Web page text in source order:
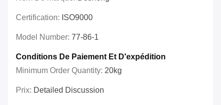
Certification: ISO9000
Model Number: 77-86-1
Conditions De Paiement Et D'expédition
Minimum Order Quantity: 20kg
Prix: Detailed Discussion